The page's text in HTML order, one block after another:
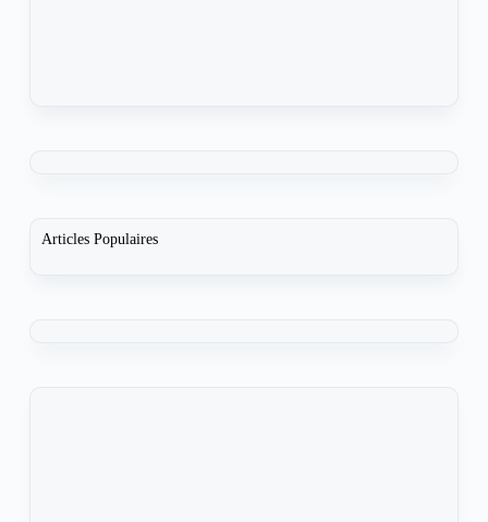
Articles Populaires